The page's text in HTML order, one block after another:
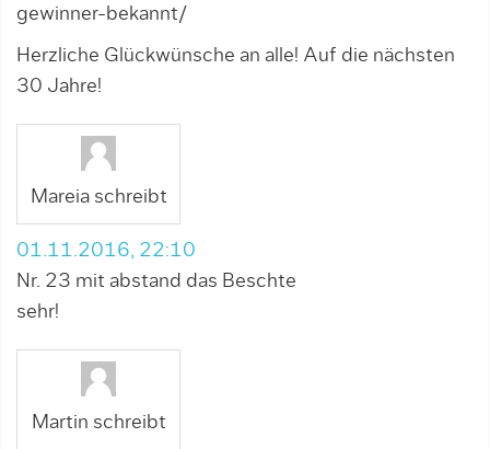
gewinner-bekannt/
Herzliche Glückwünsche an alle! Auf die nächsten
30 Jahre!
Mareia schreibt
01.11.2016, 22:10
Nr. 23 mit abstand das Beschte
sehr!
Martin schreibt